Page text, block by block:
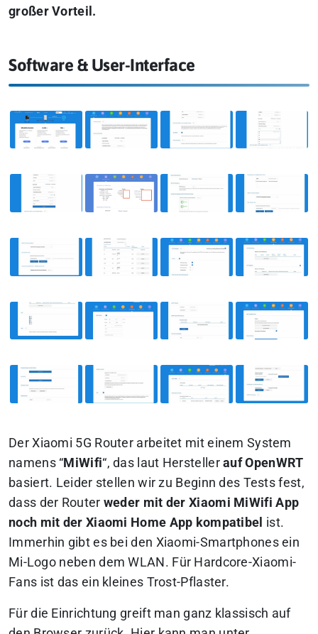
großer Vorteil.
Software & User-Interface
Der Xiaomi 5G Router arbeitet mit einem System
namens “MiWifi“, das laut Herstellerauf OpenWRT
basiert. Leider stellen wir zu Beginn des Tests fest,
dass der Router weder mit der Xiaomi MiWifi App
noch mit der Xiaomi Home App kompatibel ist.
Immerhin gibt es bei den Xiaomi-Smartphones ein
Mi-Logo neben dem WLAN. Für Hardcore-Xiaomi-
Fans ist das ein kleines Trost-Pflaster.
Für die Einrichtung greift man ganz klassisch auf